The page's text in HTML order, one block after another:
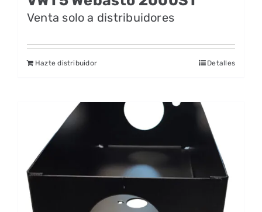
Venta solo a distribuidores
Hazte distribuidor Detalles